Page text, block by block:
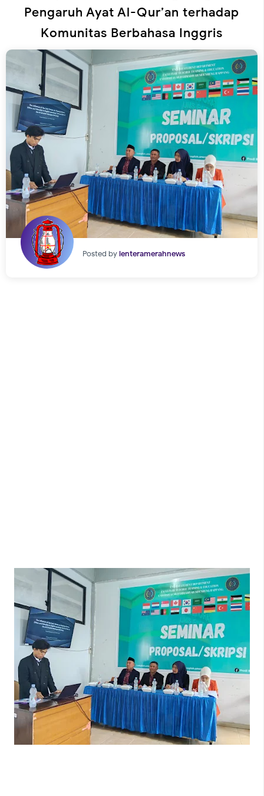
Pengaruh Ayat Al-Qur’an terhadap
Komunitas Berbahasa Inggris
Posted bylenteramerahnews